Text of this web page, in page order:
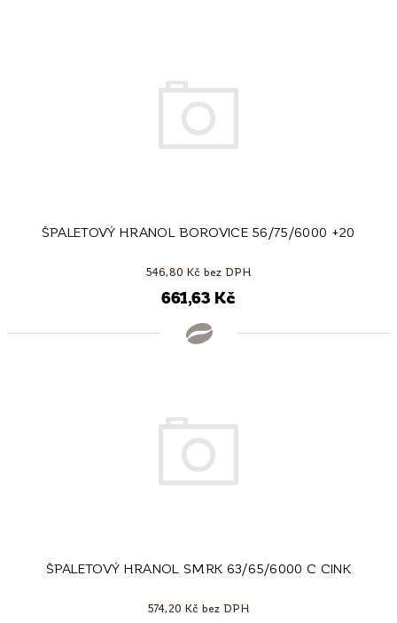
ŠPALETOVÝ HRANOL BOROVICE 56/75/6000 +20
546,80 Kč bez DPH
661,63 Kč
ŠPALETOVÝ HRANOL SMRK 63/65/6000 C CINK
574,20 Kč bez DPH